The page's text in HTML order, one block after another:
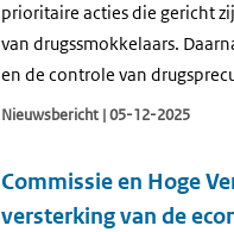
prioritaire acties die gericht
van drugssmokkelaars.
en de controle van
Nieuwsbericht | 05-12-2025
Commissie en Hoge
versterking van de